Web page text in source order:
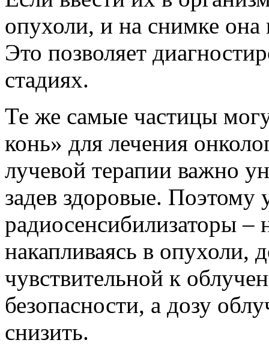
опухоли, и на снимке она
Это позволяет
стадиях.
Те же самые частицы
конь» для лечения
лучевой терапии важно
задев здоровые. Поэтому
радиосенсибилизаторы –
накапливаясь в опухоли,
чувствительной к
безопасности, а дозу
снизить.